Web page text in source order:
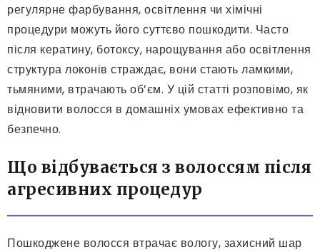
регулярне фарбування, освітлення чи хімічні
процедури можуть його суттєво пошкодити. Часто
після кератину, ботоксу, нарощування або освітлення
структура локонів страждає, вони стають ламкими,
тьмяними, втрачають об’єм. У цій статті розповімо, як
відновити волосся в домашніх умовах ефективно та
безпечно.
Що відбувається з волоссям після
агресивних процедур
Пошкоджене волосся втрачає вологу, захисний шар